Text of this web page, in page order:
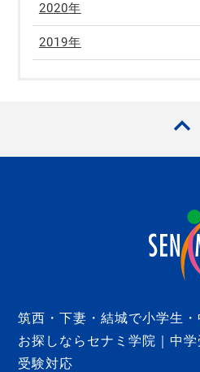
2020年
2019年
筑西・下妻・結城で小学生
お探しならセナミ学院｜中
受験対応